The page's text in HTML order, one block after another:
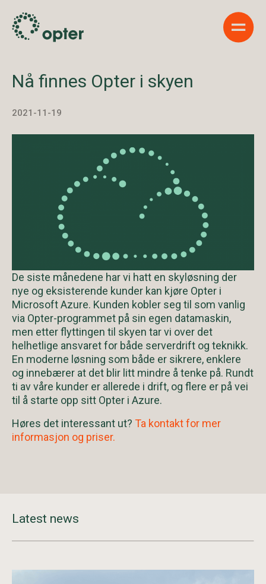
Show
Nå finnes Opter i skyen
2021-11-19
De siste månedene har vi hatt en skyløsning der
nye og eksisterende kunder kan kjøre Opter i
Microsoft Azure. Kunden kobler seg til som vanlig
via Opter-programmet på sin egen datamaskin,
men etter flyttingen til skyen tar vi over det
helhetlige ansvaret for både serverdrift og teknikk.
En moderne løsning som både er sikrere, enklere
og innebærer at det blir litt mindre å tenke på. Rundt
ti av våre kunder er allerede i drift, og flere er på vei
til å starte opp sitt Opter i Azure.
Høres det interessant ut? Ta kontakt for mer
informasjon og priser.
Latest news